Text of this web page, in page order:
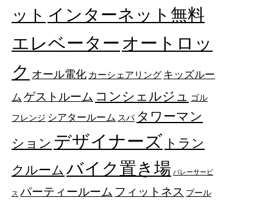
ット インターネット無料
エレベーター オートロッ
ク オール電化 カーシェアリング キッズルー
ム ゲストルーム コンシェルジュ
ゴル
フレンジ シアタールーム スパ タワーマン
ション デザイナーズ トラン
クルーム バイク置き場 バレーサービ
ス パーティールーム フィットネス プール